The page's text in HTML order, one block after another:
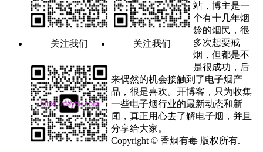
关注我们 关注我们
站，博主是一
个有十几年烟
龄的烟民，很
多次想要戒
烟，但都是不
是很成功，后
来偶然的机会接触到了电子烟产
品，很是喜欢。开博客，只为收集
一些电子烟行业的最新动态和新
闻，真正用心去了解电子烟，并且
分享给大家。
Copyright © 香烟有毒 版权所有.